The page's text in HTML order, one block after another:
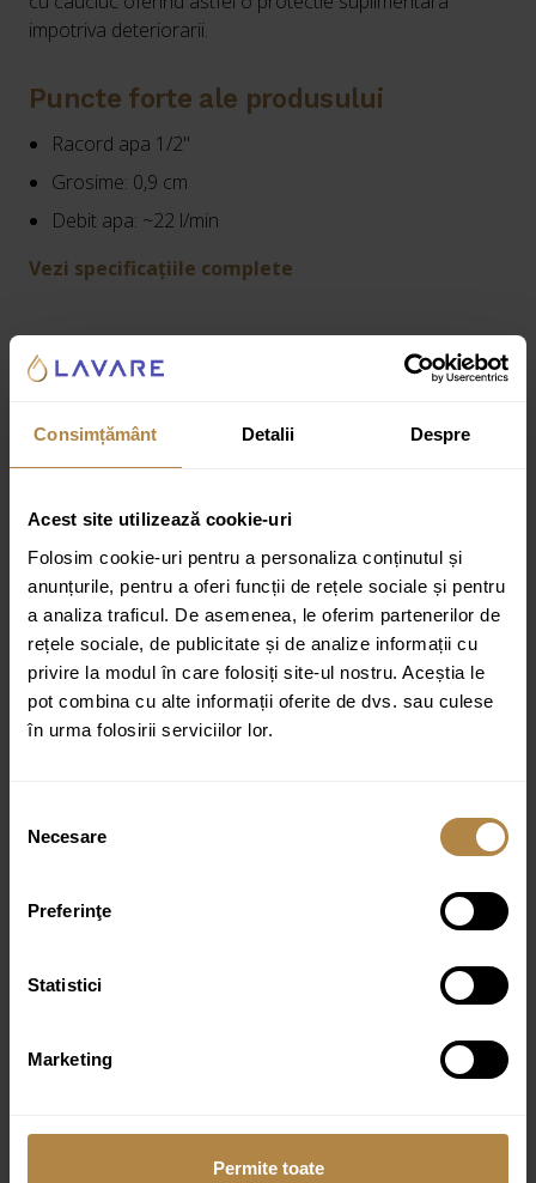
Consimțământ Detalii Despre
Acest site utilizează cookie-uri
Folosim cookie-uri pentru a personaliza conținutul și
anunțurile, pentru a oferi funcții de rețele sociale și pentru
a analiza traficul. De asemenea, le oferim partenerilor de
rețele sociale, de publicitate și de analize informații cu
privire la modul în care folosiți site-ul nostru. Aceștia le
pot combina cu alte informații oferite de dvs. sau culese
în urma folosirii serviciilor lor.
consimțământului
Necesare
Preferinţe
Statistici
Marketing
Permite toate
impotriva deteriorarii.
Puncte forte ale produsului
Racord apa 1/2"
Grosime: 0,9 cm
Debit apa: ~22 l/min
Vezi specificațiile complete
Greutate:
2 kg
Dimensiuni:
30 × 30 × 10 cm
Specificatii tehnice:
Finisaj:
Lucios
Tip montare:Pe perete
Dimensiuni: 30×30 cm
Racord apa 1/2″
Debit apa: ~22 l/min
Material: metal
Culoare:Crom